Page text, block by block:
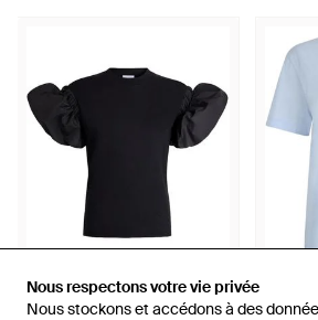
Nous respectons votre vie privée
Nous stockons et accédons à des
Nous respectons votre vie privée
Nous stockons et accédons à des
350 € 190 €